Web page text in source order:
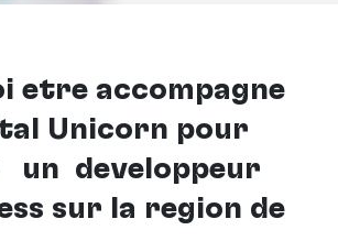
être accompagné
Unicorn pour
un développeur
sur la région de